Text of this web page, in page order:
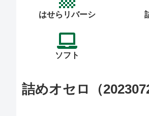
はせらリバーシ
ソフト
詰めオセロ（